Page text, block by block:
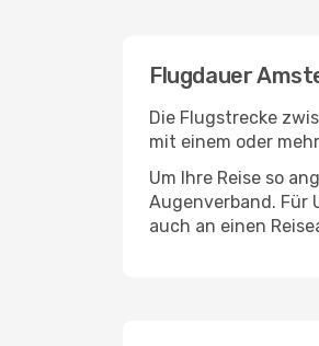
Flugdauer
Die Flugstrecke
mit einem oder
Um Ihre Reise so
Augenverband. Für
auch an einen